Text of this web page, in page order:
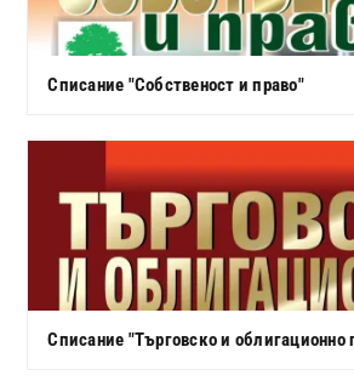
Списание "Собственост и право"
Списание "Търговско и облигационно